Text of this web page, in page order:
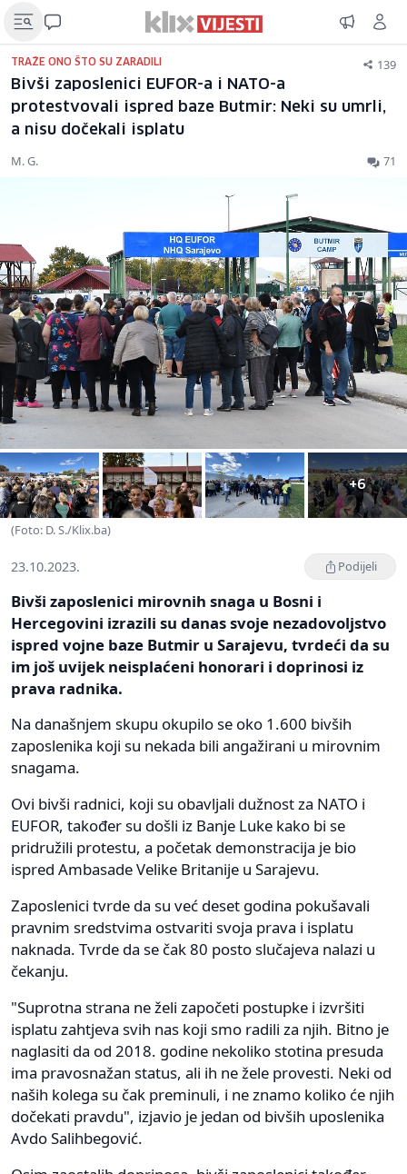
TRAŽE ONO ŠTO SU ZARADILI 139
Bivši zaposlenici EUFOR-a i NATO-a
protestvovali ispred baze Butmir: Neki su umrli,
a nisu dočekali isplatu
M. G. 71
+6
(Foto: D. S./Klix.ba)
23.10.2023. Podijeli
Bivši zaposlenici mirovnih snaga u Bosni i
Hercegovini izrazili su danas svoje nezadovoljstvo
ispred vojne baze Butmir u Sarajevu, tvrdeći da su
im još uvijek neisplaćeni honorari i doprinosi iz
prava radnika.
Na današnjem skupu okupilo se oko 1.600 bivših
zaposlenika koji su nekada bili angažirani u mirovnim
snagama.
Ovi bivši radnici, koji su obavljali dužnost za NATO i
EUFOR, također su došli iz Banje Luke kako bi se
pridružili protestu, a početak demonstracija je bio
ispred Ambasade Velike Britanije u Sarajevu.
Zaposlenici tvrde da su već deset godina pokušavali
pravnim sredstvima ostvariti svoja prava i isplatu
naknada. Tvrde da se čak 80 posto slučajeva nalazi u
čekanju.
"Suprotna strana ne želi započeti postupke i izvršiti
isplatu zahtjeva svih nas koji smo radili za njih. Bitno je
naglasiti da od 2018. godine nekoliko stotina presuda
ima pravosnažan status, ali ih ne žele provesti. Neki od
naših kolega su čak preminuli, i ne znamo koliko će njih
dočekati pravdu", izjavio je jedan od bivših uposlenika
Avdo Salihbegović.